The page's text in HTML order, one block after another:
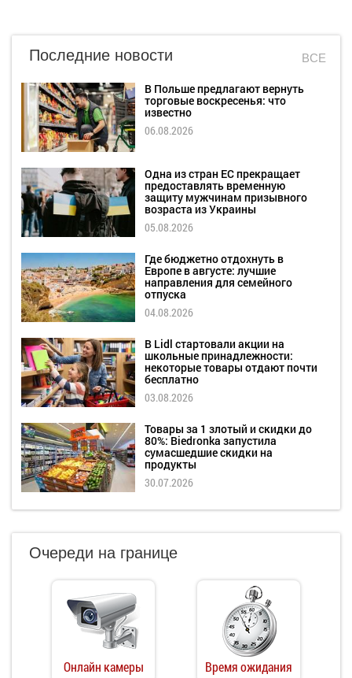
Последние новости ВСЕ
В Польше предлагают вернуть
торговые воскресенья: что
известно
06.08.2026
Одна из стран ЕС прекращает
предоставлять временную
защиту мужчинам призывного
возраста из Украины
05.08.2026
Где бюджетно отдохнуть в
Европе в августе: лучшие
направления для семейного
отпуска
04.08.2026
В Lidl стартовали акции на
школьные принадлежности:
некоторые товары отдают почти
бесплатно
03.08.2026
Товары за 1 злотый и скидки до
80%: Biedronka запустила
сумасшедшие скидки на
продукты
30.07.2026
Очереди на границе
Онлайн камеры Время ожидания